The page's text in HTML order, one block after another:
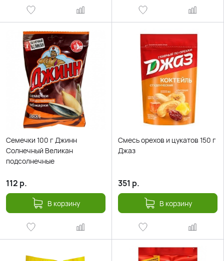
Семечки 100 г Джинн
Солнечный Великан
подсолнечные
112 р.
В корзину
Смесь орехов и цукатов 150 г
Джаз
351 р.
В корзину